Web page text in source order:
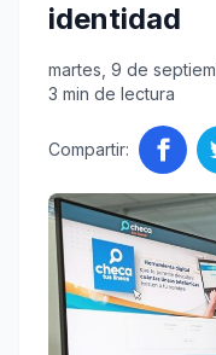
identidad
martes, 9 de
3 min de lectura
Compartir: